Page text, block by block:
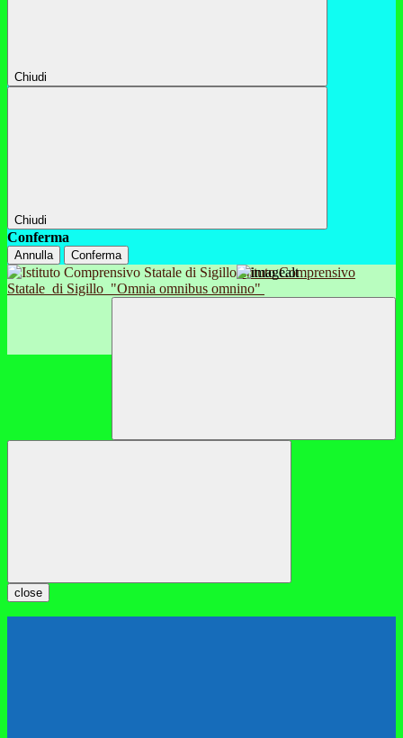
Chiudi
Chiudi
Conferma
Annulla Conferma
Istituto Comprensivo
Statale di Sigillo "Omnia omnibus omnino"
close